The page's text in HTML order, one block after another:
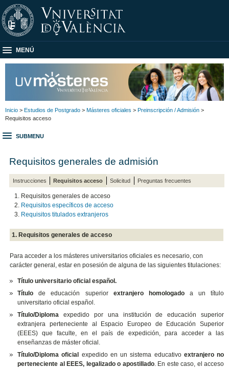
MENÚ
Inicio > Estudios de Postgrado > Másteres oficiales > Preinscripción / Admisión >
Requisitos acceso
SUBMENU
Requisitos generales de admisión
Instrucciones Requisitos acceso Solicitud Preguntas frecuentes
Requisitos generales de acceso
Requisitos específicos de acceso
Requisitos titulados extranjeros
1. Requisitos generales de acceso
Para acceder a los másteres universitarios oficiales es necesario, con
carácter general, estar en posesión de alguna de las siguientes titulaciones:
Título universitario oficial español.
Título de educación superior extranjero homologado a un título
universitario oficial español.
Título/Diploma expedido por una institución de educación superior
extranjera perteneciente al Espacio Europeo de Educación Superior
(EEES) que faculte, en el país de expedición, para acceder a las
enseñanzas de máster oficial.
Título/Diploma oficial
expedido en un sistema educativo extranjero no
perteneciente al EEES, legalizado o apostillado. En este caso, el acceso